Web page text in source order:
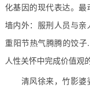
化基因的现代表达。
墙内外：服刑人员与亲
重阳节热气腾腾的饺
人性关怀中完成价值观
清风徐来，竹影婆